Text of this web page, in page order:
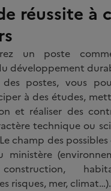
réussite à
un poste
développement
postes, vous
à des études,
et réaliser des
technique ou
champ des
ministère
risques, mer, climat…).